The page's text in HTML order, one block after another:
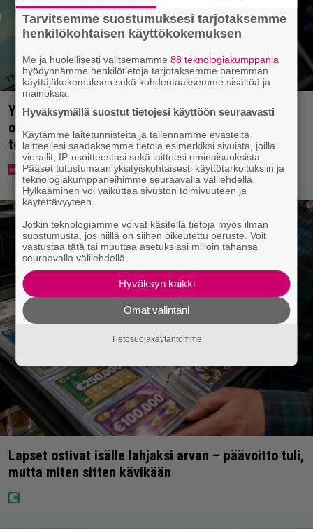
Yle: Uuden lain myötä työnhakijan täytyy kertoa
osaamisestaan julkisesti netissä – yrittäjät
toivovat rangaistusta laiminlyönnistä
Lapset ostivat isälle lahjaksi arvan – päävoitto tuli,
mutta miten sitten kävikään
Tarvitsemme suostumuksesi tarjotaksemme
henkilökohtaisen käyttökokemuksen
Me ja huolellisesti valitsemamme88 teknologiakumppania
hyödynnämme henkilötietoja tarjotaksemme paremman
käyttäjäkokemuksen sekä kohdentaaksemme sisältöä ja
mainoksia.
Hyväksymällä suostut tietojesi käyttöön seuraavasti
Käytämme laitetunnisteita ja tallennamme evästeitä
laitteellesi saadaksemme tietoja esimerkiksi sivuista, joilla
vierailit, IP-osoitteestasi sekä laitteesi ominaisuuksista.
Pääset tutustumaan yksityiskohtaisesti käyttötarkoituksiin ja
teknologiakumppaneihimme seuraavalla välilehdellä.
Hylkääminen voi vaikuttaa sivuston toimivuuteen ja
käytettävyyteen.
Jotkin teknologiamme voivat käsitellä tietoja myös ilman
suostumusta, jos niillä on siihen oikeutettu peruste. Voit
vastustaa tätä tai muuttaa asetuksiasi milloin tahansa
seuraavalla välilehdellä.
Hyväksyn kaikki
Omat valintani
Tietosuojakäytäntömme